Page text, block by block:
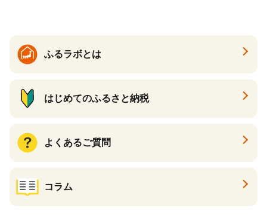
ふるラボとは
はじめてのふるさと納税
よくあるご質問
コラム